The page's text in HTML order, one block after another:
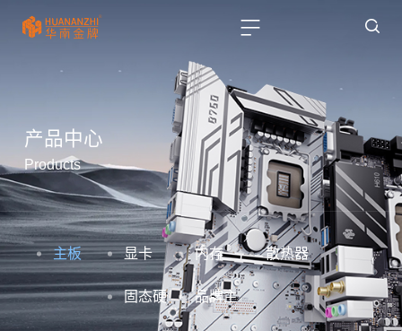
产品中心
Products
主板 显卡 内存 散热器
固态硬 品牌主